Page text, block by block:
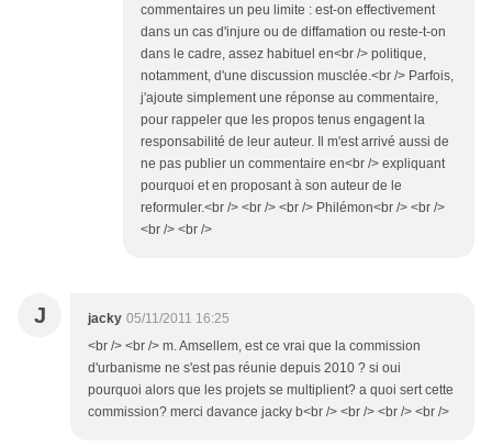
commentaires un peu limite : est-on effectivement
dans un cas d'injure ou de diffamation ou reste-t-on
dans le cadre, assez habituel en<br /> politique,
notamment, d'une discussion musclée.<br /> Parfois,
j'ajoute simplement une réponse au commentaire,
pour rappeler que les propos tenus engagent la
responsabilité de leur auteur. Il m'est arrivé aussi de
ne pas publier un commentaire en<br /> expliquant
pourquoi et en proposant à son auteur de le
reformuler.<br /> <br /> <br /> Philémon<br /> <br />
<br /> <br />
J jacky 05/11/2011 16:25
<br /> <br /> m. Amsellem, est ce vrai que la commission
d'urbanisme ne s'est pas réunie depuis 2010 ? si oui
pourquoi alors que les projets se multiplient? a quoi sert cette
commission? merci davance jacky b<br /> <br /> <br /> <br />